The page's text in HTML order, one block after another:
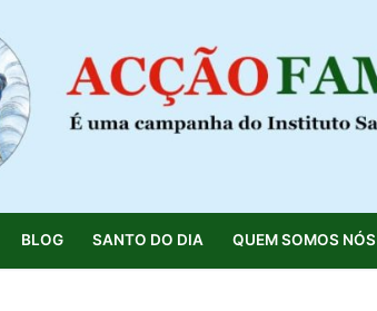
BLOG SANTO DO DIA QUEM SOMOS NÓS